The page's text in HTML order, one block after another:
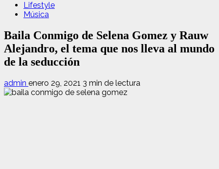
Lifestyle
Música
Baila Conmigo de Selena Gomez y Rauw
Alejandro, el tema que nos lleva al mundo
de la seducción
admin enero 29, 2021 3 min de lectura